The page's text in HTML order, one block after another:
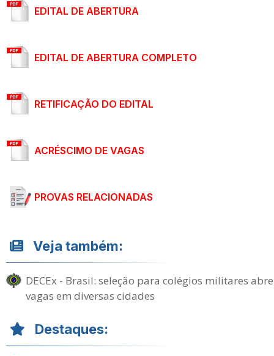
EDITAL DE ABERTURA
EDITAL DE ABERTURA COMPLETO
RETIFICAÇÃO DO EDITAL
ACRÉSCIMO DE VAGAS
PROVAS RELACIONADAS
Veja também:
DECEx - Brasil: seleção para colégios militares abre
vagas em diversas cidades
Destaques: